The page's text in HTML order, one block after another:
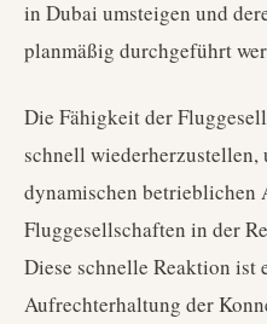
in Dubai umsteigen und
planmäßig durchgeführt
Die Fähigkeit der
schnell wiederherzustellen,
dynamischen betrieblichen
Fluggesellschaften in der
Diese schnelle Reaktion ist
Aufrechterhaltung der